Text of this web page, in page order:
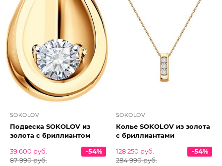
SOKOLOV
Подвеска SOKOLOV из
золота с бриллиантом
39 600 руб.
87 990 руб.
-54%
SOKOLOV
Колье SOKOLOV из золота
с бриллиантами
128 250 руб.
284 990 руб.
-54%